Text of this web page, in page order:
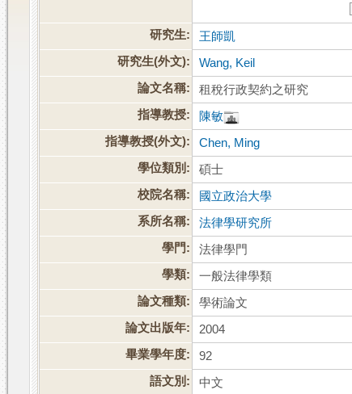
研究生:
王師凱
研究生(外文):
Wang, Keil
論文名稱:
租稅行政契約之研究
指導教授:
陳敏
指導教授(外文):
Chen, Ming
學位類別:
碩士
校院名稱:
國立政治大學
系所名稱:
法律學研究所
學門:
法律學門
學類:
一般法律學類
論文種類:
學術論文
論文出版年:
2004
畢業學年度:
92
語文別:
中文